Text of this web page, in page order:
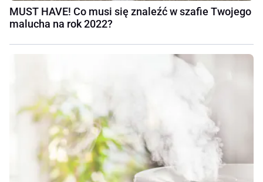
MUST HAVE! Co musi się znaleźć w szafie Twojego
malucha na rok 2022?